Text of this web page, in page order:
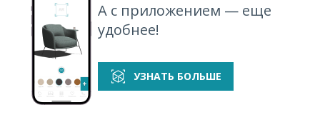
А с приложением — еще
удобнее!
УЗНАТЬ БОЛЬШЕ